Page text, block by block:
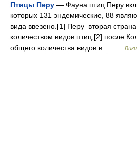
Птицы Перу — Фауна птиц Перу
которых 131 эндемические, 88
вида ввезено.[1] Перу вторая
количеством видов птиц,[2] после
общего количества видов в… …